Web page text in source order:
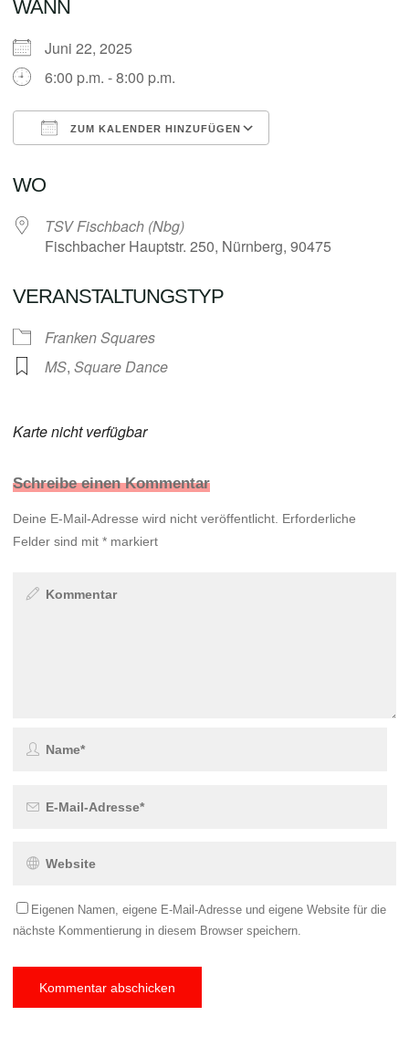
WANN
Juni 22, 2025
6:00 p.m. - 8:00 p.m.
ZUM KALENDER HINZUFÜGEN
WO
TSV Fischbach (Nbg)
Fischbacher Hauptstr. 250, Nürnberg, 90475
VERANSTALTUNGSTYP
Franken Squares
MS,Square Dance
Karte nicht verfügbar
Schreibe einen Kommentar
Deine E-Mail-Adresse wird nicht veröffentlicht. Erforderliche
Felder sind mit* markiert
Eigenen Namen, eigene E-Mail-Adresse und eigene Website für die
nächste Kommentierung in diesem Browser speichern.